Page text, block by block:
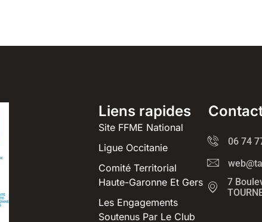
Liens rapides
Site FFME National
Ligue Occitanie
Comité Territorial
Haute-Garonne Et Gers
Les Engagements
Soutenus Par Le Club
06 74
7